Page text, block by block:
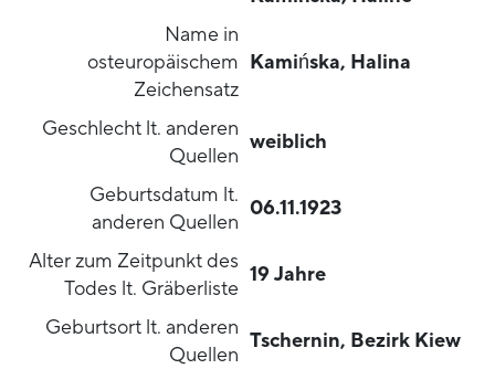
Name in
osteuropäischem
Zeichensatz
Kamińska, Halina
Geschlecht lt. anderen
Quellen
weiblich
Geburtsdatum lt.
anderen Quellen
06.11.1923
Alter zum Zeitpunkt des
Todes lt. Gräberliste
19 Jahre
Geburtsort lt. anderen
Quellen
Tschernin, Bezirk Kiew